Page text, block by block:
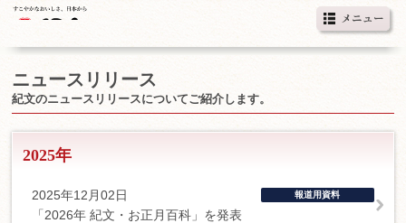
ニュースリリース
紀文のニュースリリースについてご紹介します。
2025年
2025年12月02日 報道用資料
「2026年 紀文・お正月百科」を発表